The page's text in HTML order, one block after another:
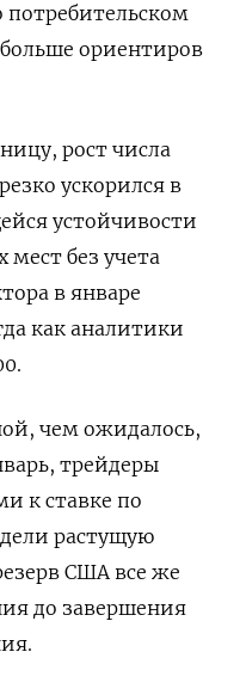
потребительском
ориентиров
рост числа
ускорился в
устойчивости
мест без учета
в январе
как аналитики
чем ожидалось,
трейдеры
к ставке по
растущую
США все же
до завершения